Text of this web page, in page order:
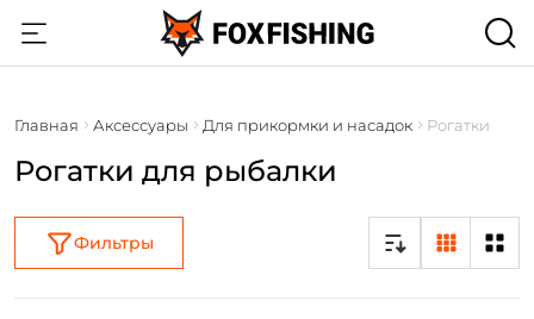
Главная Аксессуары Для прикормки и насадок Рогатки
Рогатки для рыбалки
Фильтры